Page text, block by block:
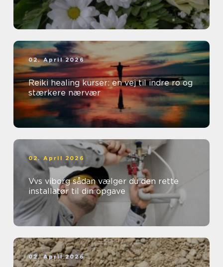
02. April 2026
Reiki healing kurser: en vej til indre ro og
stærkere nærvær
02. April 2026
Vvs viborg sådan vælger du den rette
installatør til din opgave
02. April 2026